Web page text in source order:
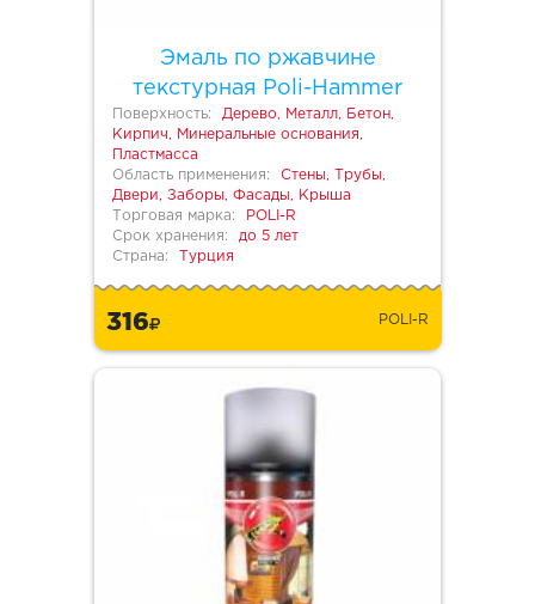
Эмаль по ржавчине
текстурная Poli-Hammer
Поверхность:
Дерево, Металл, Бетон,
Кирпич, Минеральные основания,
Пластмасса
Область применения:
Стены, Трубы,
Двери, Заборы, Фасады, Крыша
Торговая марка:
POLI-R
Срок хранения:
до 5 лет
Страна:
Турция
316 POLI-R